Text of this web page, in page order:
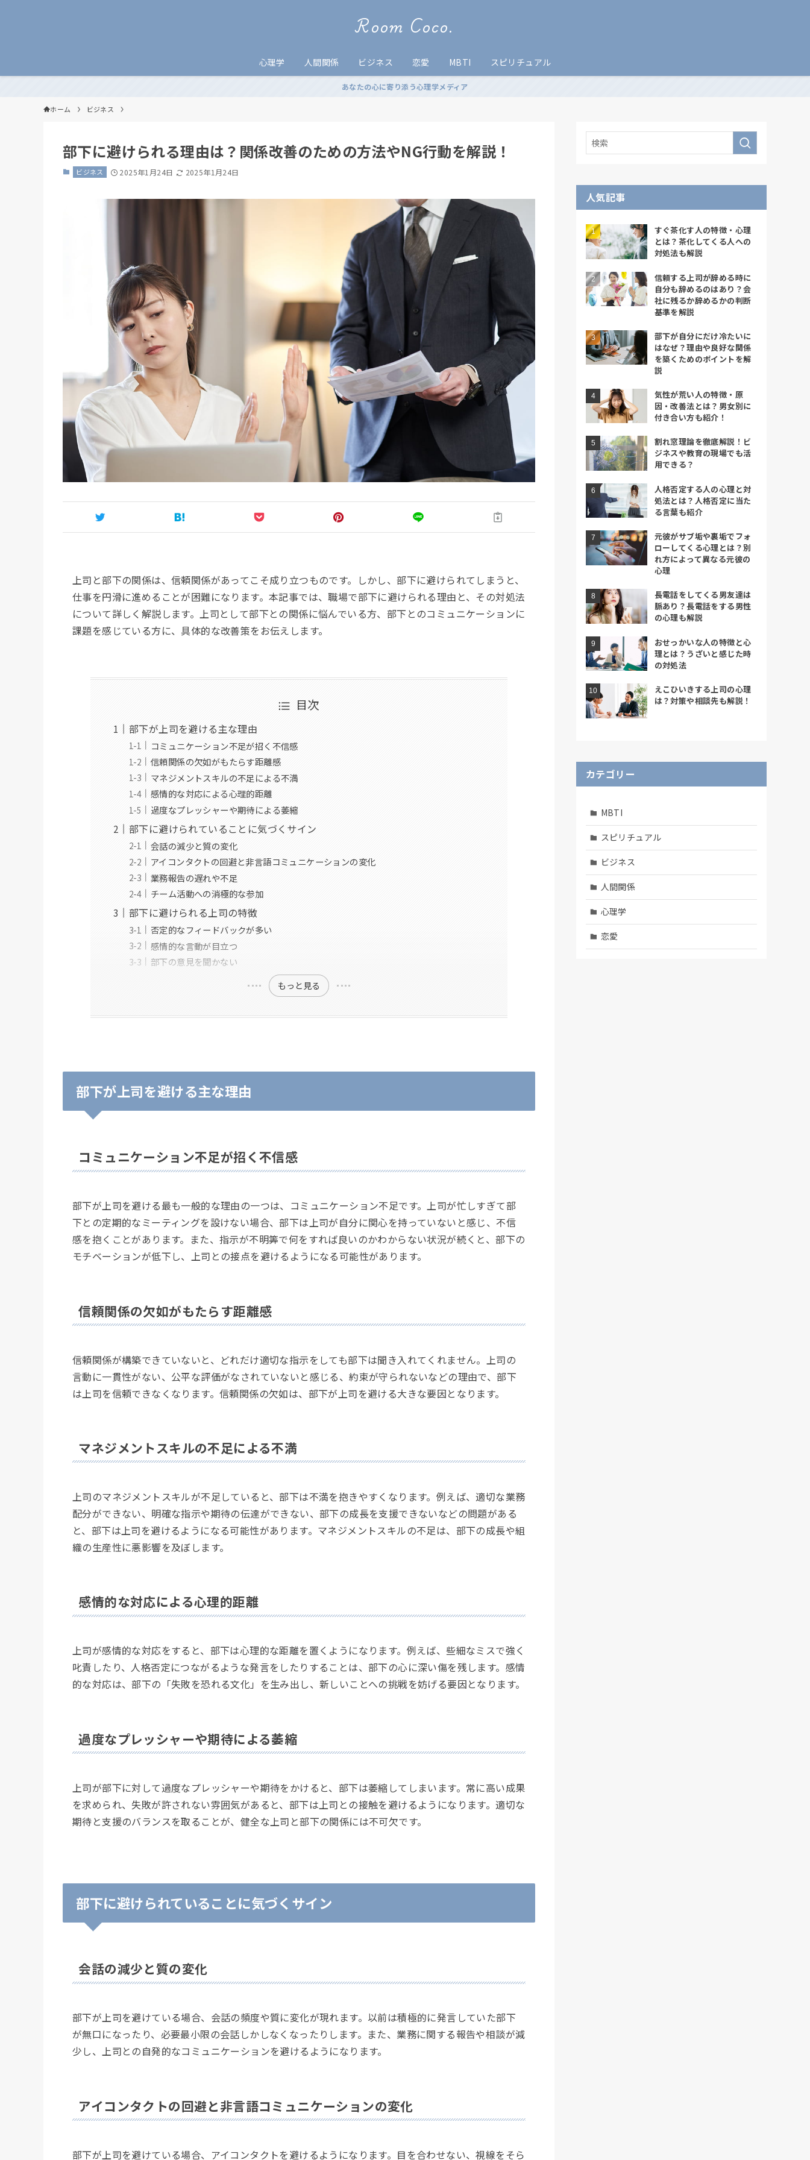
Room Coco.
心理学 人間関係 ビジネス 恋愛 MBTI スピリチュアル
あなたの心に寄り添う心理学メディア
ホーム ビジネス
部下に避けられる理由は？関係改善のための方法やNG行動を解説！
ビジネス 2025年1月24日 2025年1月24日
上司と部下の関係は、信頼関係があってこそ成り立つものです。しかし、部下に避けられてしまうと、
仕事を円滑に進めることが困難になります。本記事では、職場で部下に避けられる理由と、その対処法
について詳しく解説します。上司として部下との関係に悩んでいる方、部下とのコミュニケーションに
課題を感じている方に、具体的な改善策をお伝えします。
目次
部下が上司を避ける主な理由
コミュニケーション不足が招く不信感
信頼関係の欠如がもたらす距離感
マネジメントスキルの不足による不満
感情的な対応による心理的距離
過度なプレッシャーや期待による萎縮
部下に避けられていることに気づくサイン
会話の減少と質の変化
アイコンタクトの回避と非言語コミュニケーションの変化
業務報告の遅れや不足
チーム活動への消極的な参加
部下に避けられる上司の特徴
否定的なフィードバックが多い
感情的な言動が目立つ
部下の意見を聞かない
もっと見る
部下が上司を避ける主な理由
コミュニケーション不足が招く不信感
部下が上司を避ける最も一般的な理由の一つは、コミュニケーション不足です。上司が忙しすぎて部
下との定期的なミーティングを設けない場合、部下は上司が自分に関心を持っていないと感じ、不信
感を抱くことがあります。また、指示が不明筭で何をすれば良いのかわからない状況が続くと、部下の
モチベーションが低下し、上司との接点を避けるようになる可能性があります。
信頼関係の欠如がもたらす距離感
信頼関係が構築できていないと、どれだけ適切な指示をしても部下は聞き入れてくれません。上司の
言動に一貫性がない、公平な評価がなされていないと感じる、約束が守られないなどの理由で、部下
は上司を信頼できなくなります。信頼関係の欠如は、部下が上司を避ける大きな要因となります。
マネジメントスキルの不足による不満
上司のマネジメントスキルが不足していると、部下は不満を抱きやすくなります。例えば、適切な業務
配分ができない、明確な指示や期待の伝達ができない、部下の成長を支援できないなどの問題がある
と、部下は上司を避けるようになる可能性があります。マネジメントスキルの不足は、部下の成長や組
織の生産性に悪影響を及ぼします。
感情的な対応による心理的距離
上司が感情的な対応をすると、部下は心理的な距離を置くようになります。例えば、些細なミスで強く
叱責したり、人格否定につながるような発言をしたりすることは、部下の心に深い傷を残します。感情
的な対応は、部下の「失敗を恐れる文化」を生み出し、新しいことへの挑戦を妨げる要因となります。
過度なプレッシャーや期待による萎縮
上司が部下に対して過度なプレッシャーや期待をかけると、部下は萎縮してしまいます。常に高い成果
を求められ、失敗が許されない雰囲気があると、部下は上司との接触を避けるようになります。適切な
期待と支援のバランスを取ることが、健全な上司と部下の関係には不可欠です。
部下に避けられていることに気づくサイン
会話の減少と質の変化
部下が上司を避けている場合、会話の頻度や質に変化が現れます。以前は積極的に発言していた部下
が無口になったり、必要最小限の会話しかしなくなったりします。また、業務に関する報告や相談が減
少し、上司との自発的なコミュニケーションを避けるようになります。
アイコンタクトの回避と非言語コミュニケーションの変化
部下が上司を避けている場合、アイコンタクトを避けるようになります。目を合わせない、視線をそら
人気記事
すぐ茶化す人の特徴・心理
とは？茶化してくる人への
対処法も解説
信頼する上司が辞める時に
自分も辞めるのはあり？会
社に残るか辞めるかの判断
基準を解説
部下が自分にだけ冷たいに
はなぜ？理由や良好な関係
を築くためのポイントを解
説
気性が荒い人の特徴・原
因・改善法とは？男女別に
付き合い方も紹介！
割れ窓理論を徹底解説！ビ
ジネスや教育の現場でも活
用できる？
人格否定する人の心理と対
処法とは？人格否定に当た
る言葉も紹介
元彼がサブ垢や裏垢でフォ
ローしてくる心理とは？別
れ方によって異なる元彼の
心理
長電話をしてくる男友達は
脈あり？長電話をする男性
の心理も解説
おせっかいな人の特徴と心
理とは？うざいと感じた時
の対処法
えこひいきする上司の心理
は？対策や相談先も解説！
カテゴリー
MBTI
スピリチュアル
ビジネス
人間関係
心理学
恋愛